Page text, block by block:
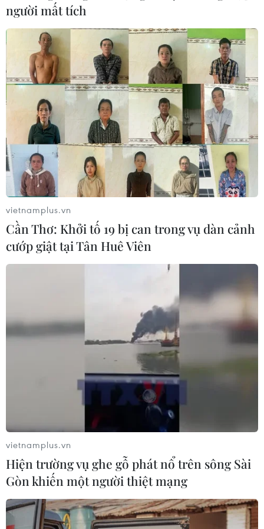
người mất tích
vietnamplus.vn
Cần Thơ: Khởi tố 19 bị can trong vụ dàn cảnh
cướp giật tại Tân Huê Viên
vietnamplus.vn
Hiện trường vụ ghe gỗ phát nổ trên sông Sài
Gòn khiến một người thiệt mạng